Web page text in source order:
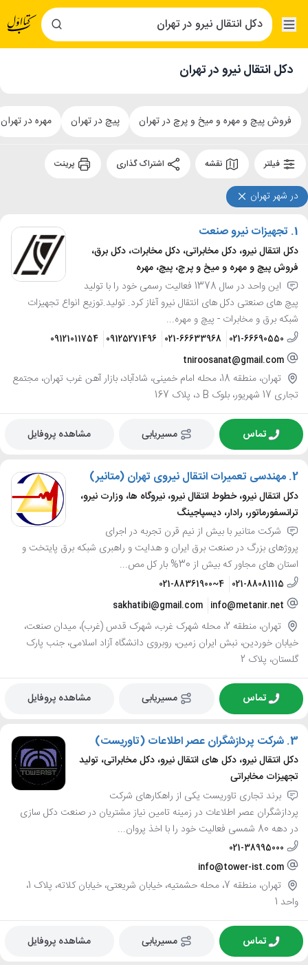
دکل انتقال نیرو در تهران
فروش پیچ و مهره و میخ و پرچ در تهران پیچ در تهران مهره در تهران
فیلتر نقشه
در شهر تهران
1. تجهیزات نیرو صنعت
دکل انتقال نیرو، دکل مخابراتی، دکل مخابرات، دکل برق،
فروش پیچ و مهره و میخ و پرچ، پیچ، مهره
این واحد در سال 1378 فعالیت رسمی خود را با تولید
پیچ های صنعتی دکل های انتقال نیرو آغاز کرد. تولید.توزیع انواع تجهیزات
شبکه برق و مخابرات - پیچ و مهره...
021-66690550
021-66633968
09125271496
09121011754
tniroosanat@gmail.com
تهران، منطقه 18، محله امام خمینی، شادآباد، بازار آهن غرب تهران، مجتمع
تجاری 17 شهریور، بلوک B د، پلاک 167
تماس مسیریابی مشاهده پروفایل
2. مهندسی تعمیرات انتقال نیروی تهران (متانیر)
دکل انتقال نیرو، خطوط انتقال نیرو، نیروگاه ها، وزارت نیرو،
ترانسفورماتور، رادار، دیسپاجینگ
شرکت متانیر با بیش از نیم قرن تجربه در اجرای
پروژهای بزرگ در صنعت برق ایران و هدایت و راهبری شبکه برق پایتخت و
استان های مجاور که بیش از 30% بار کل مص...
021-88081115
021-88361900~4
info@metanir.net
sakhatibi@gmail.com
تهران، منطقه 2، محله شهرک غرب، شهرک قدس (غرب)، میدان صنعت،
خیابان خوردین، نبش ایران زمین، روبروی دانشگاه آزاد اسلامی، جنب پارک
گلستان، پلاک 2
تماس مسیریابی مشاهده پروفایل
3. شرکت پردازشگران عصر اطلاعات (تاوریست)
دکل انتقال نیرو، دکل های انتقال نیرو، دکل مخابراتی، تولید
تجهیزات مخابراتی
برند تجاری تاوریست یکی از راهکارهای شرکت
پردازشگران عصر اطلاعات در زمینه تامین نیاز مشتریان در صنعت دکل سازی
در دهه 80 شمسی فعالیت خود را با اخذ پروان...
021-38995000
info@tower-ist.com
تهران، منطقه 7، محله حشمتیه، خیابان شریعتی، خیابان کلاته، پلاک 1،
واحد 1
تماس مسیریابی مشاهده پروفایل